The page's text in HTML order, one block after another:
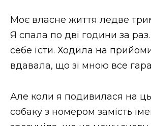
Моє власне життя ледве
Я спала по дві години за
себе їсти. Ходила на прийоми
вдавала, що зі мною все
Але коли я подивилася на
собаку з номером замість